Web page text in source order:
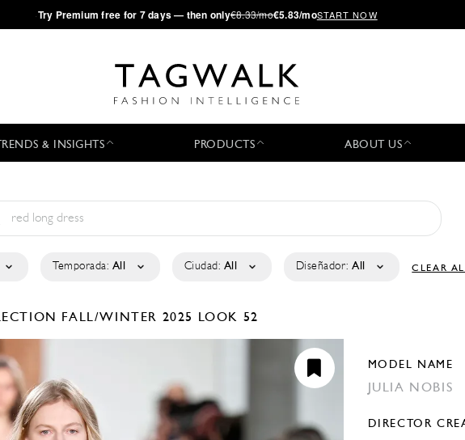
·Try Premium free for 7 days — then only€8.33/mo€5.83/moSTART NOW
& INSIGHTS PRODUCTS ABOUT US
Temporada: All Ciudad: All Diseñador: All CLEAR
FALL/WINTER 2025 LOOK 52
MODEL NAME
JULIA NOBIS
DIRECTOR